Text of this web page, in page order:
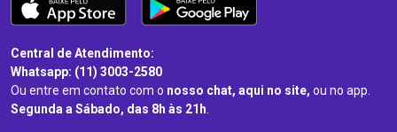
Central de Atendimento:
Whatsapp: (11) 3003-2580
Ou entre em contato com o nosso chat, aqui no site, ou no app.
Segunda a Sábado, das 8h às 21h.